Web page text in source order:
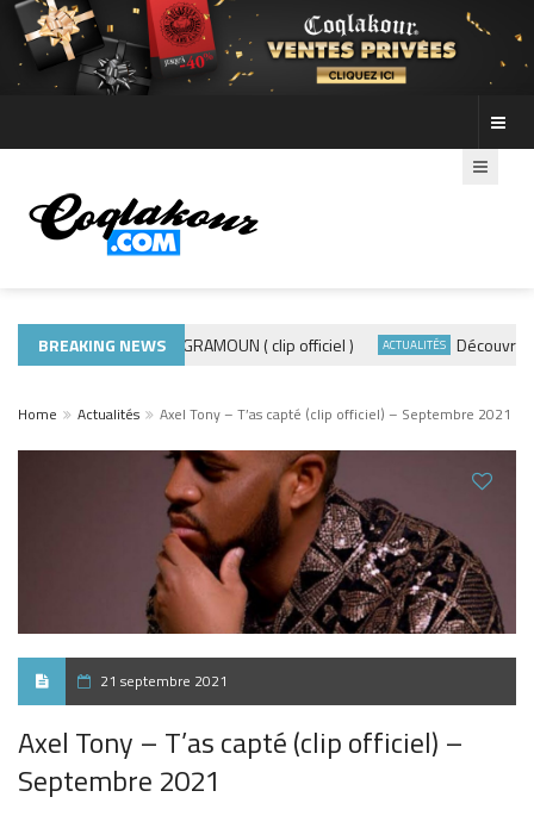
BREAKING NEWS
ACTUALITÉS ADE440 – GRAMOUN ( clip officiel ) ACTUALITÉS Découvre les
Home Actualités Axel Tony – T’as capté (clip officiel) – Septembre 2021
21 septembre 2021
Axel Tony – T’as capté (clip officiel) –
Septembre 2021